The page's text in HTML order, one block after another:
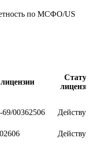
по МСФО/US
Статус
00362506